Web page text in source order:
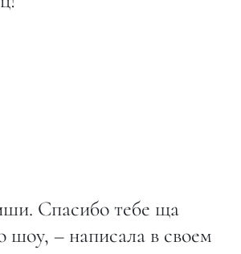
Спасибо тебе ща
шоу, – написала в своем